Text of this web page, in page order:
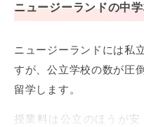
ニュージーランドの中
ニュージーランドには私
すが、公立学校の数が圧
留学します。
授業料は公立のほうが